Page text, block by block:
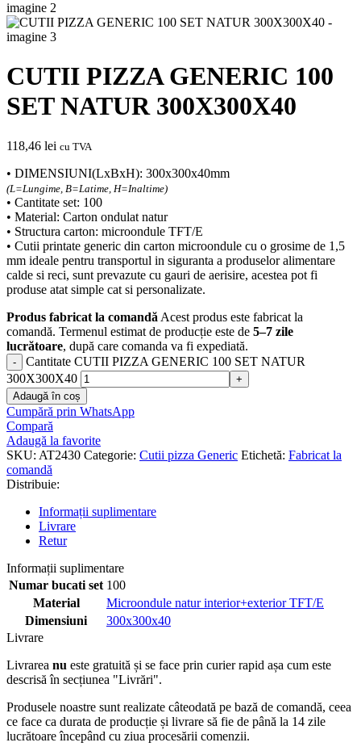
CUTII PIZZA GENERIC 100
SET NATUR 300X300X40
118,46 lei cu TVA
• DIMENSIUNI(LxBxH): 300x300x40mm
(L=Lungime, B=Latime, H=Inaltime)
• Cantitate set: 100
• Material: Carton ondulat natur
• Structura carton: microondule TFT/E
• Cutii printate generic din carton microondule cu o grosime de 1,5
mm ideale pentru transportul in siguranta a produselor alimentare
calde si reci, sunt prevazute cu gauri de aerisire, acestea pot fi
produse atat simple cat si personalizate.
Produs fabricat la comandă Acest produs este fabricat la
comandă. Termenul estimat de producție este de 5–7 zile
lucrătoare, după care comanda va fi expediată.
Cantitate CUTII PIZZA GENERIC 100 SET NATUR
300X300X40
Adaugă în coș
Cumpără prin WhatsApp
Compară
Adaugă la favorite
SKU: AT2430 Categorie: Cutii pizza Generic Etichetă: Fabricat la
comandă
Distribuie:
Informații suplimentare
Livrare
Retur
Informații suplimentare
Numar bucati set 100
Material
Microondule natur interior+exterior TFT/E
Dimensiuni
300x300x40
Livrare
Livrarea nu este gratuită și se face prin curier rapid așa cum este
descrisă în secțiunea "Livrări".
Produsele noastre sunt realizate câteodată pe bază de comandă, ceea
ce face ca durata de producție și livrare să fie de până la 14 zile
lucrătoare începând cu ziua procesării comenzii.